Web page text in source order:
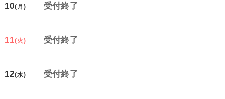
10(月) 受付終了
11(火) 受付終了
12(水) 受付終了